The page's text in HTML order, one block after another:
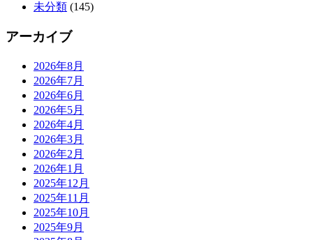
未分類 (145)
アーカイブ
2026年8月
2026年7月
2026年6月
2026年5月
2026年4月
2026年3月
2026年2月
2026年1月
2025年12月
2025年11月
2025年10月
2025年9月